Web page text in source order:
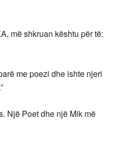
më shkruan kështu për të:
me poezi dhe ishte njeri
Një Poet dhe një Mik më